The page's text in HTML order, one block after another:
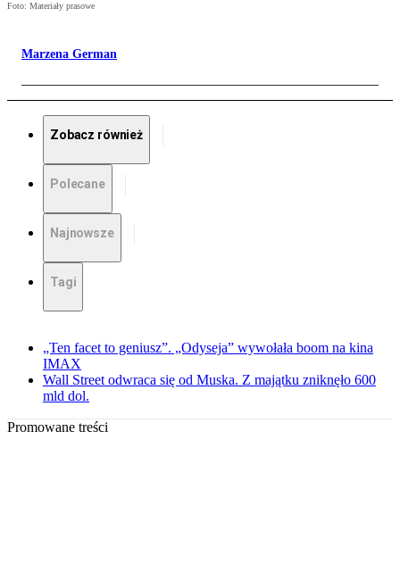
Foto: Materiały prasowe
Marzena German
Zobacz również
Polecane
Najnowsze
Tagi
„Ten facet to geniusz”. „Odyseja” wywołała boom na kina
IMAX
Wall Street odwraca się od Muska. Z majątku zniknęło 600
mld dol.
Promowane treści